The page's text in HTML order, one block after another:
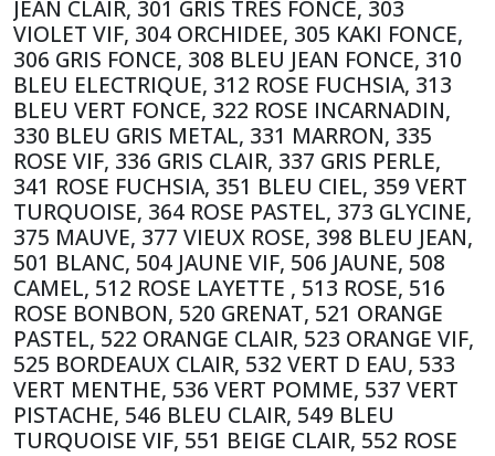
JEAN CLAIR, 301 GRIS TRES FONCE, 303
VIOLET VIF, 304 ORCHIDEE, 305 KAKI FONCE,
306 GRIS FONCE, 308 BLEU JEAN FONCE, 310
BLEU ELECTRIQUE, 312 ROSE FUCHSIA, 313
BLEU VERT FONCE, 322 ROSE INCARNADIN,
330 BLEU GRIS METAL, 331 MARRON, 335
ROSE VIF, 336 GRIS CLAIR, 337 GRIS PERLE,
341 ROSE FUCHSIA, 351 BLEU CIEL, 359 VERT
TURQUOISE, 364 ROSE PASTEL, 373 GLYCINE,
375 MAUVE, 377 VIEUX ROSE, 398 BLEU JEAN,
501 BLANC, 504 JAUNE VIF, 506 JAUNE, 508
CAMEL, 512 ROSE LAYETTE , 513 ROSE, 516
ROSE BONBON, 520 GRENAT, 521 ORANGE
PASTEL, 522 ORANGE CLAIR, 523 ORANGE VIF,
525 BORDEAUX CLAIR, 532 VERT D EAU, 533
VERT MENTHE, 536 VERT POMME, 537 VERT
PISTACHE, 546 BLEU CLAIR, 549 BLEU
TURQUOISE VIF, 551 BEIGE CLAIR, 552 ROSE